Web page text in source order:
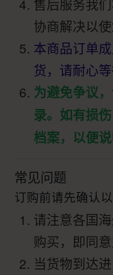
售后服务我
协商解决以使
本商品订单
货，请耐心等
为避免争议
录。如有损
档案，以便说
常见问题
订购前请先确认
请注意各国
购买，即同意
当货物到达